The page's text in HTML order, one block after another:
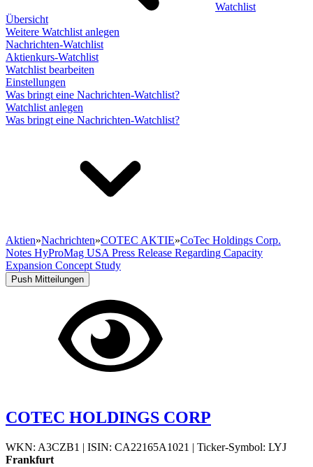
Watchlist
Übersicht
Weitere Watchlist anlegen
Nachrichten-Watchlist
Aktienkurs-Watchlist
Watchlist bearbeiten
Einstellungen
Was bringt eine Nachrichten-Watchlist?
Watchlist anlegen
Was bringt eine Nachrichten-Watchlist?
Aktien»Nachrichten»COTEC AKTIE»CoTec Holdings Corp.
Notes HyProMag USA Press Release Regarding Capacity
Expansion Concept Study
Push Mitteilungen
COTEC HOLDINGS CORP
WKN: A3CZB1 | ISIN: CA22165A1021 | Ticker-Symbol: LYJ
Frankfurt